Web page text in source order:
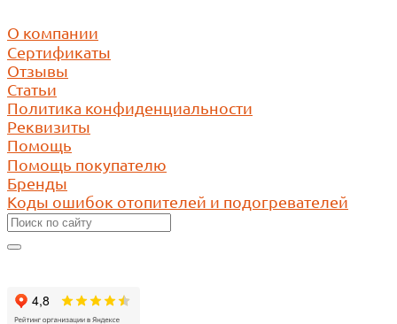
О компании
Сертификаты
Отзывы
Статьи
Политика конфиденциальности
Реквизиты
Помощь
Помощь покупателю
Бренды
Коды ошибок отопителей и подогревателей